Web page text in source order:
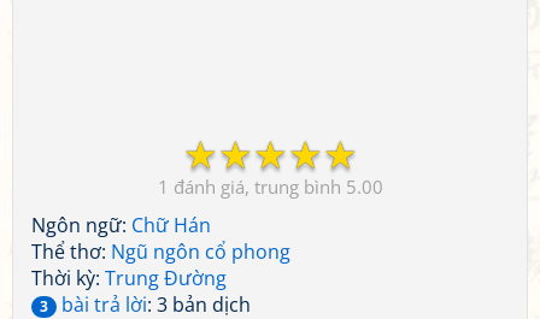
☆
☆
☆
☆
☆
1 5.00
Ngôn ngữ: Chữ Hán
Thể thơ: Ngũ ngôn cổ phong
Thời kỳ: Trung Đường
3 bài trả lời: 3 bản dịch